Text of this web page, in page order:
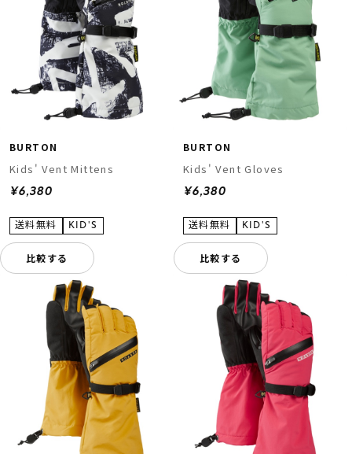
BURTON
Kids' Vent Mittens
¥6,380
比較する
BURTON
Kids' Vent Gloves
¥6,380
比較する